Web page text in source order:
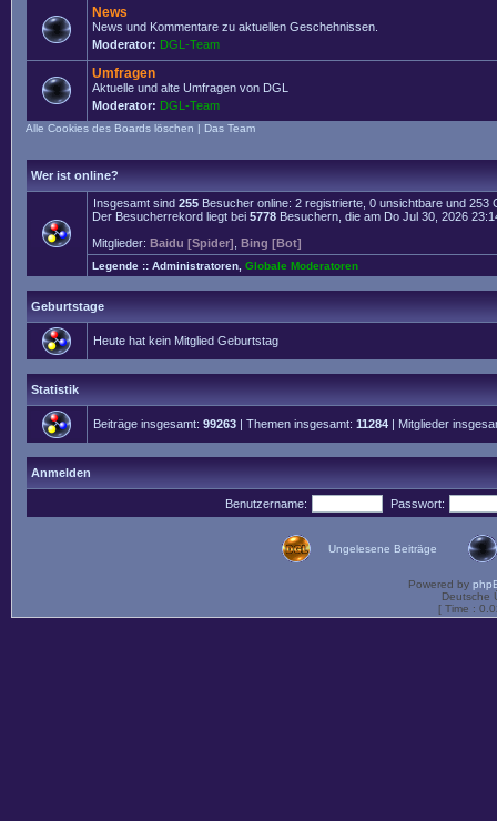
News
News und Kommentare zu aktuellen Geschehnissen.
Moderator: DGL-Team
Umfragen
Aktuelle und alte Umfragen von DGL
Moderator: DGL-Team
Alle Cookies des Boards löschen | Das Team
Wer ist online?
Insgesamt sind 255 Besucher online: 2 registrierte, 0 unsichtbare und
Der Besucherrekord liegt bei 5778 Besuchern, die am Do Jul 30, 2026
Mitglieder: Baidu [Spider] Bing [Bot]
Legende :: Administratoren Globale Moderatoren
Geburtstage
Heute hat kein Mitglied Geburtstag
Statistik
Beiträge insgesamt: 99263 | Themen insgesamt: 11284 | Mitglieder
Anmelden
Benutzername: Passwort:
Ungelesene Beiträge
Powered by
Deutsche
[ Time :